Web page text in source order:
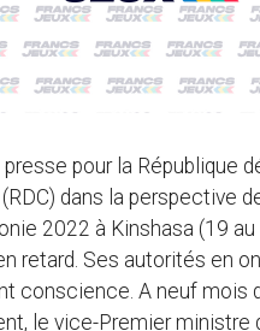
pour la République
dans la perspective
2022 à Kinshasa (19
retard. Ses autorités en
conscience. A neuf mois
le vice-Premier ministre